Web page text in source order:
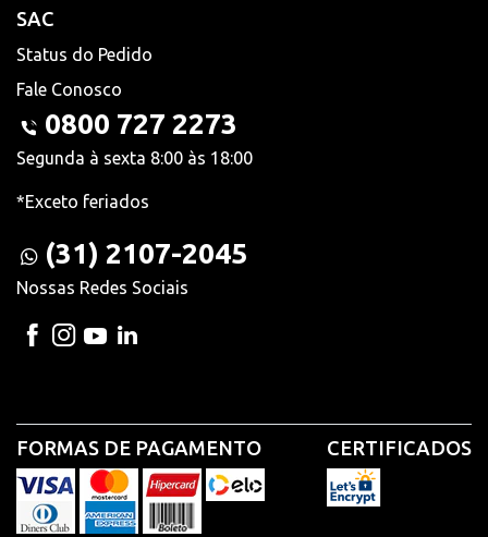
SAC
Status do Pedido
Fale Conosco
0800 727 2273
Segunda à sexta 8:00 às 18:00
*Exceto feriados
(31) 2107-2045
Nossas Redes Sociais
FORMAS DE PAGAMENTO CERTIFICADOS